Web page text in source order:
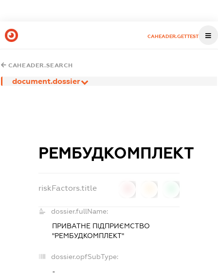
CAHEADER.GETTEST
CAHEADER.SEARCH
document.dossier
РЕМБУДКОМПЛЕКТ
riskFactors.title
dossier.fullName:
ПРИВАТНЕ ПІДПРИЄМСТВО
"РЕМБУДКОМПЛЕКТ"
dossier.opfSubType:
-